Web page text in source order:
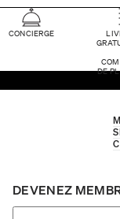
CONCIERGE
DE
DEVENEZ